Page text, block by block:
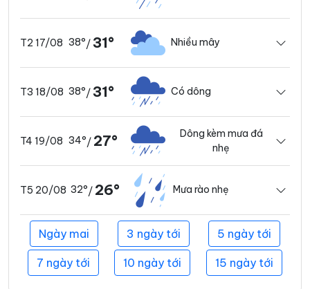
T2 17/08 38°/31° Nhiều mây
T3 18/08 38°/31° Có dông
T4 19/08 34°/ 27°
Dông kèm mưa đá
nhẹ
T5 20/08 32°/ 26° Mưa rào nhẹ
Ngày mai 3 ngày tới 5 ngày tới
7 ngày tới 10 ngày tới 15 ngày tới